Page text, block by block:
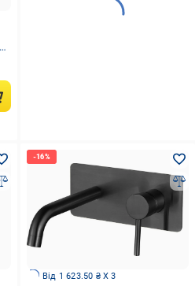
Від 1 623.50 ₴ X 3